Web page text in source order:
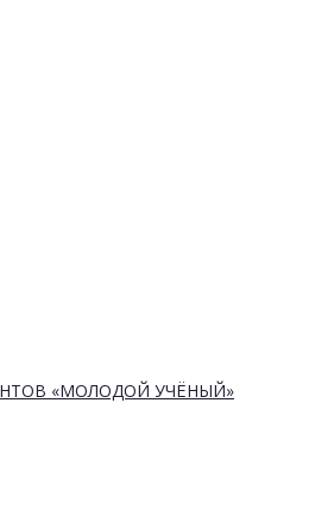
«МОЛОДОЙ УЧЁНЫЙ»